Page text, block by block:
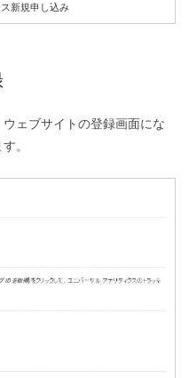
新規申し込み
ェブサイトの登録画面にな
。